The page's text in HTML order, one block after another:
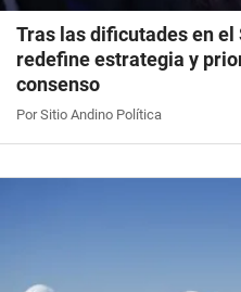
Tras las dificutades en el
redefine estrategia y
consenso
Por Sitio Andino Política